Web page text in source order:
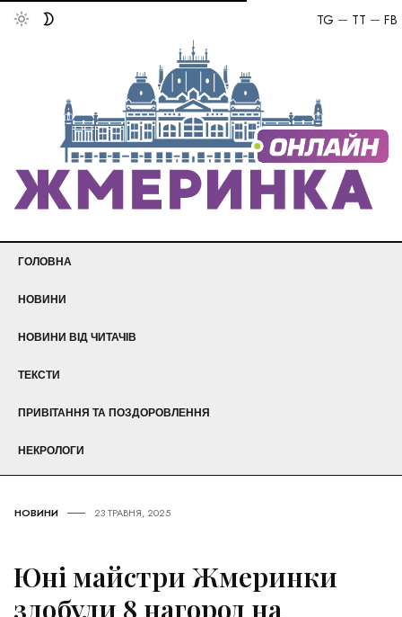
FB
TT
TG
ГОЛОВНА
НОВИНИ
НОВИНИ ВІД ЧИТАЧІВ
ТЕКСТИ
ПРИВІТАННЯ ТА ПОЗДОРОВЛЕННЯ
НЕКРОЛОГИ
НОВИНИ 23 ТРАВНЯ, 2025
Юні майстри Жмеринки
здобули 8 нагород на